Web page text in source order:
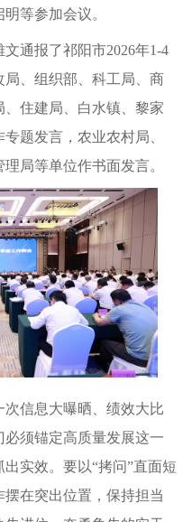
等参加会议。
通报了祁阳市2026年1-4
局、组织部、科工局、商
住建局、白水镇、黎家
题发言，农业农村局、
局等单位作书面发言。
信息大曝晒、绩效大比
须锚定高质量发展这一
实效。要以“拷问”直面短
在突出位置，保持担当